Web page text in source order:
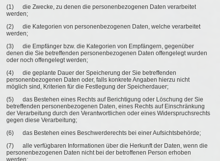
(1) die Zwecke, zu denen die personenbezogenen Daten verarbeitet
werden;
(2) die Kategorien von personenbezogenen Daten, welche verarbeitet
werden;
(3) die Empfänger bzw. die Kategorien von Empfängern, gegenüber
denen die Sie betreffenden personenbezogenen Daten offengelegt wurden
oder noch offengelegt werden;
(4) die geplante Dauer der Speicherung der Sie betreffenden
personenbezogenen Daten oder, falls konkrete Angaben hierzu nicht
möglich sind, Kriterien für die Festlegung der Speicherdauer;
(5) das Bestehen eines Rechts auf Berichtigung oder Löschung der Sie
betreffenden personenbezogenen Daten, eines Rechts auf Einschränkung
der Verarbeitung durch den Verantwortlichen oder eines Widerspruchsrechts
gegen diese Verarbeitung;
(6) das Bestehen eines Beschwerderechts bei einer Aufsichtsbehörde;
(7) alle verfügbaren Informationen über die Herkunft der Daten, wenn die
personenbezogenen Daten nicht bei der betroffenen Person erhoben
werden;